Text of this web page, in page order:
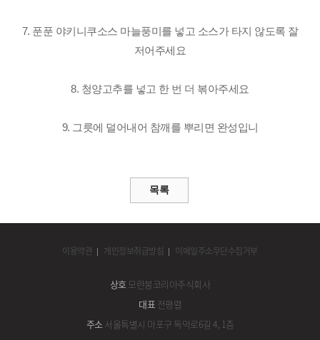
7. 푼푼 야키니쿠소스 마늘풍미를 넣고 소스가 타지 않도록 잘
저어주세요
8. 청양고추를 넣고 한 번 더 볶아주세요
9. 그릇에 덜어내어 참깨를 뿌리면 완성입니
이용약관 개인정보취급방침 이메일주소무단수집거부
상호 모란봉코리아주식회사
대표 전평렬
주소 서울특별시 마포구 독막로6길 4, 1층